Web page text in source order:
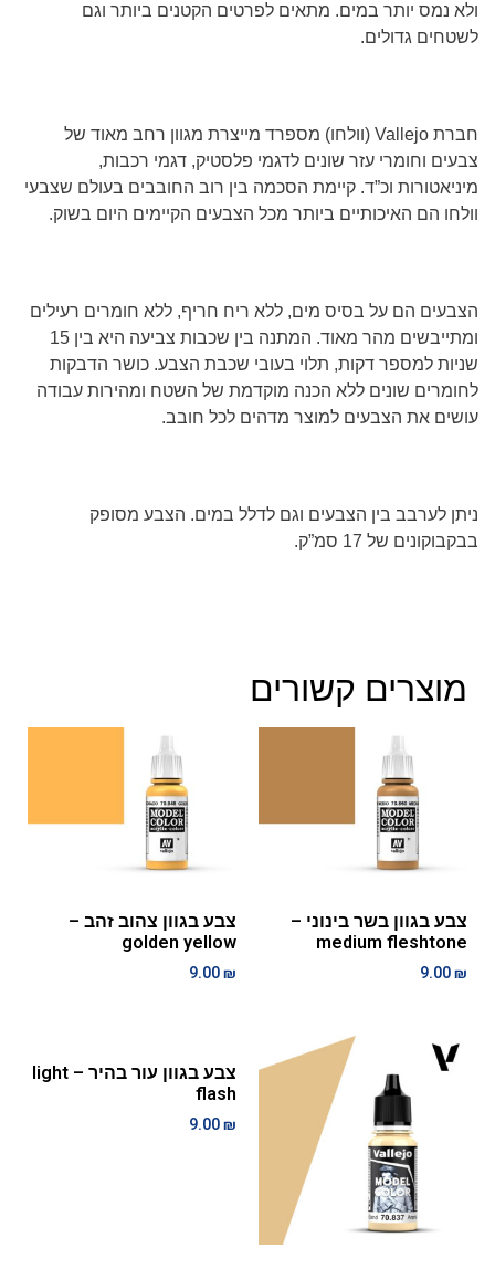
ולא נמס יותר במים. מתאים לפרטים הקטנים ביותר וגם
לשטחים גדולים.
חברת Vallejo (וולחו) מספרד מייצרת מגוון רחב מאוד של
צבעים וחומרי עזר שונים לדגמי פלסטיק, דגמי רכבות,
מיניאטורות וכ”ד. קיימת הסכמה בין רוב החובבים בעולם שצבעי
וולחו הם האיכותיים ביותר מכל הצבעים הקיימים היום בשוק.
הצבעים הם על בסיס מים, ללא ריח חריף, ללא חומרים רעילים
ומתייבשים מהר מאוד. המתנה בין שכבות צביעה היא בין 15
שניות למספר דקות, תלוי בעובי שכבת הצבע. כושר הדבקות
לחומרים שונים ללא הכנה מוקדמת של השטח ומהירות עבודה
עושים את הצבעים למוצר מדהים לכל חובב.
ניתן לערבב בין הצבעים וגם לדלל במים. הצבע מסופק
בבקבוקונים של 17 סמ”ק.
מוצרים קשורים
צבע בגוון בשר בינוני –
medium fleshtone
9.00₪
צבע בגוון צהוב זהב –
golden yellow
9.00₪
צבע בגוון עור בהיר – light
flash
9.00₪